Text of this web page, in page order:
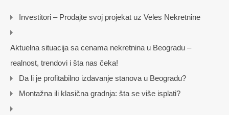
Investitori – Prodajte svoj projekat uz Veles Nekretnine
Aktuelna situacija sa cenama nekretnina u Beogradu –
realnost, trendovi i šta nas čeka!
Da li je profitabilno izdavanje stanova u Beogradu?
Montažna ili klasična gradnja: šta se više isplati?